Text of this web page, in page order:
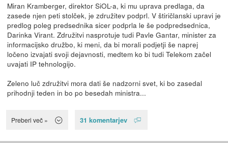
Miran Kramberger, direktor SiOL-a, ki mu uprava predlaga, da
zasede njen peti stolček, je združitev podprl. V štiričlanski upravi je
predlog poleg predsednika sicer podprla le še podpredsednica,
Darinka Virant. Združitvi nasprotuje tudi Pavle Gantar, minister za
informacijsko družbo, ki meni, da bi morali podjetji še naprej
ločeno izvajati svoji dejavnosti, medtem ko bi tudi Telekom začel
uvajati IP tehnologijo.
Zeleno luč združitvi mora dati še nadzorni svet, ki bo zasedal
prihodnji teden in bo po besedah ministra...
Preberi več » 31 komentarjev